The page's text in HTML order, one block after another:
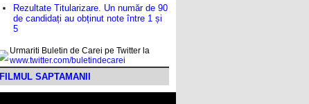
Rezultate Titularizare. Un număr de 90
de candidați au obținut note între 1 și
5
Urmariti Buletin de Carei pe Twitter la
www.twitter.com/buletindecarei
FILMUL SAPTAMANII